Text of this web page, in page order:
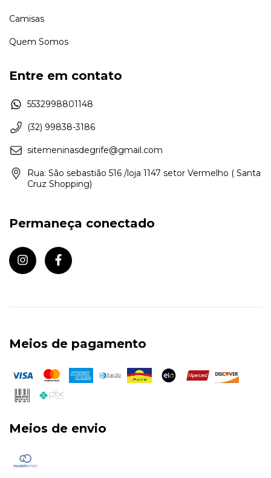
Camisas
Quem Somos
Entre em contato
5532998801148
(32) 99838-3186
sitemeninasdegrife@gmail.com
Rua: São sebastião 516 /loja 1147 setor Vermelho ( Santa
Cruz Shopping)
Permaneça conectado
Meios de pagamento
Meios de envio